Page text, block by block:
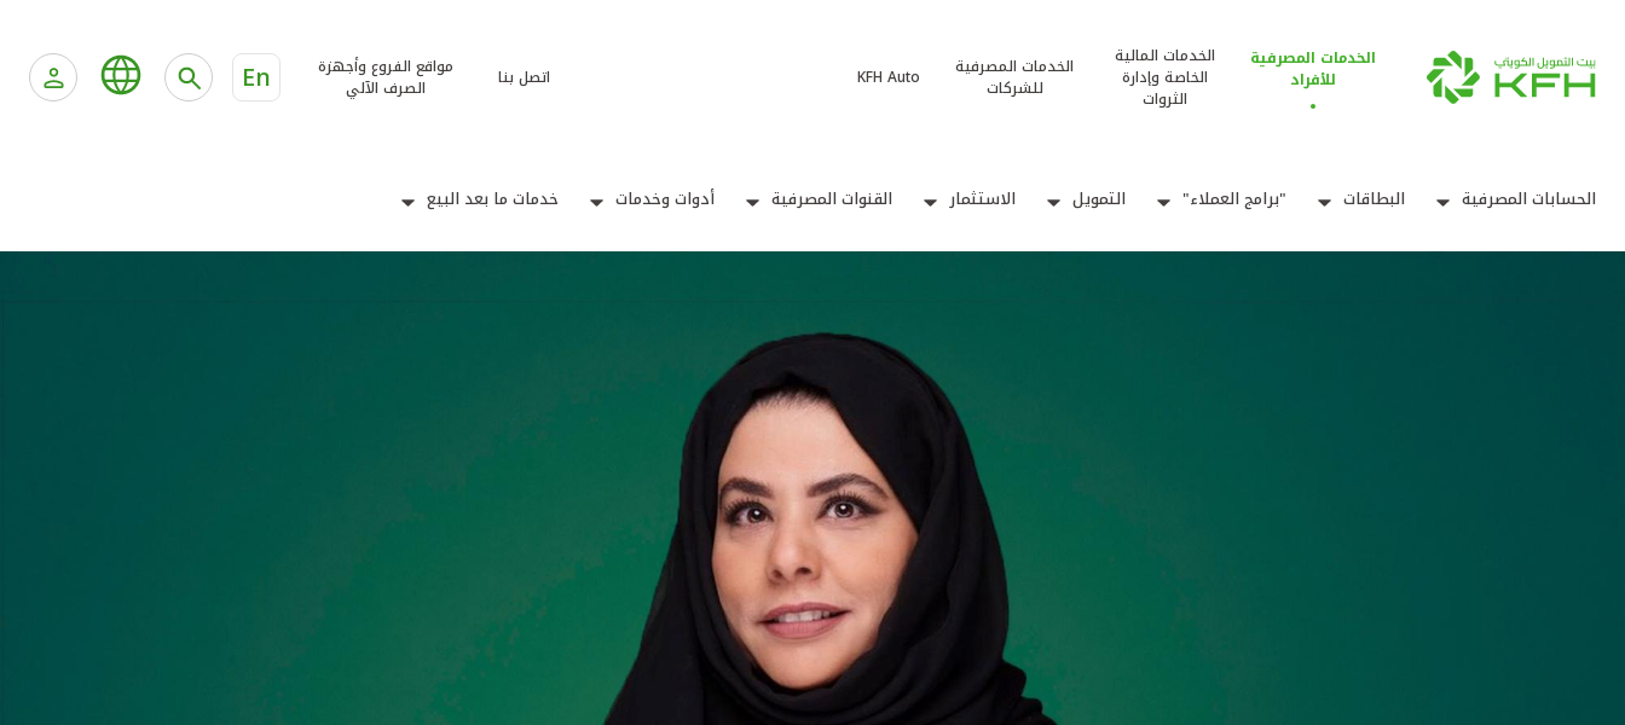
الخدمات المصرفية
للأفراد
الخدمات المالية
الخاصة وإدارة
الثروات
الخدمات المصرفية
للشركات
KFH Auto اتصل بنا
مواقع الفروع وأجهزة
الصرف الآلي
En
الحسابات المصرفية البطاقات "برامج العملاء" التمويل الاستثمار القنوات المصرفية أدوات وخدمات خدمات ما بعد البيع